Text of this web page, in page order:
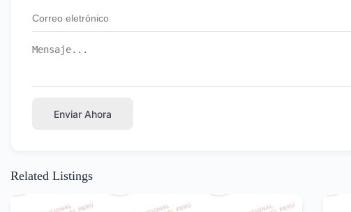
Enviar Ahora
Related Listings